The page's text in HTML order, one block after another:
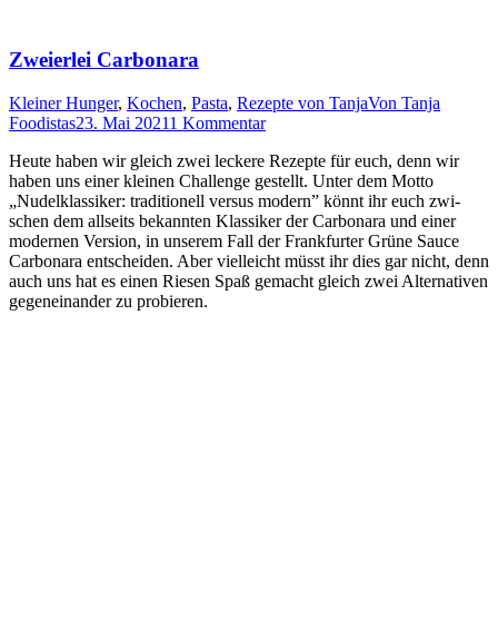
Zweierlei Carbonara
Kleiner Hunger, Kochen, Pasta, Rezepte von TanjaVon Tanja
Foodistas23. Mai 20211 Kommentar
Heu­te haben wir gleich zwei lecke­re Rezep­te für euch, denn wir
haben uns einer klei­nen Chall­enge gestellt. Unter dem Mot­to
„Nudel­klas­si­ker: tra­di­tio­nell ver­sus modern” könnt ihr euch zwi­
schen dem all­seits bekann­ten Klas­si­ker der Car­bo­n­a­ra und einer
moder­nen Ver­si­on, in unse­rem Fall der Frank­fur­ter Grü­ne Sau­ce
Car­bo­n­a­ra ent­schei­den. Aber viel­leicht müsst ihr dies gar nicht, denn
auch uns hat es einen Rie­sen Spaß gemacht gleich zwei Alter­na­ti­ven
gegen­ein­an­der zu probieren.